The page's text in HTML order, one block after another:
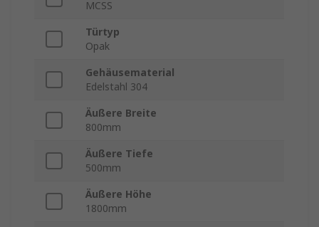
MCSS
Türtyp
Opak
Gehäusematerial
Edelstahl 304
Äußere Breite
800mm
Äußere Tiefe
500mm
Äußere Höhe
1800mm